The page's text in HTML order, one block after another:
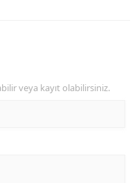
veya kayıt olabilirsiniz.